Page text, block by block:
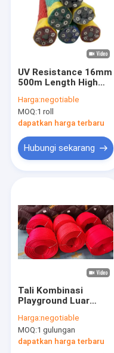
UV Resistance 16mm
500m Length High
Colors Playground
Combination Rope
for Climbing Net
Harga:negotiable
MOQ:1 roll
dapatkan harga terbaru
Hubungi sekarang
Tali Kombinasi
Playground Luar
Dikepang 500m Untuk
Jaring Panjat
Harga:negotiable
MOQ:1 gulungan
dapatkan harga terbaru